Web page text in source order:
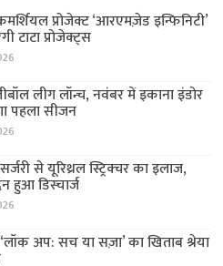
प्रोजेक्ट ‘आरएमज़ेड इन्फिनिटी’
टाटा प्रोजेक्ट्स
लीग लॉन्च, नवंबर में इकाना इंडोर
पहला सीजन
से यूरिथ्रल स्ट्रिक्चर का इलाज,
हुआ डिस्चार्ज
अप: सच या सज़ा’ का खिताब श्रेया